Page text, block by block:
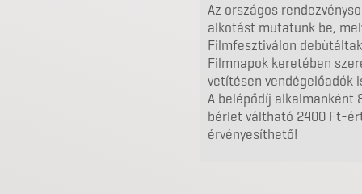
Az országos
alkotást mutatunk be,
Filmfesztiválon
Filmnapok keretében
vetítésen vendégelőadók
A belépődíj alkalmanként
bérlet váltható 2400 Ft-
érvényesíthető!